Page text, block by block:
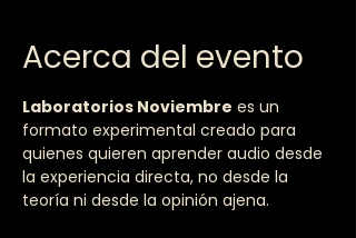
Acerca del evento
Laboratorios Noviembre es un
formato experimental creado para
quienes quieren aprender audio desde
la experiencia directa, no desde la
teoría ni desde la opinión ajena.